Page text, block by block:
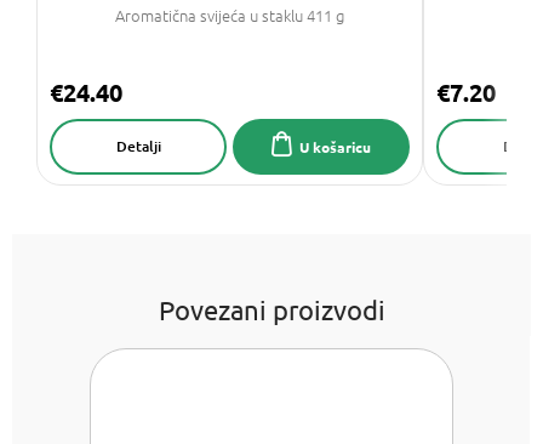
Aromatična svijeća u staklu 411 g
€24.40
U košaricu
Detalji
€7.20
Povezani proizvodi